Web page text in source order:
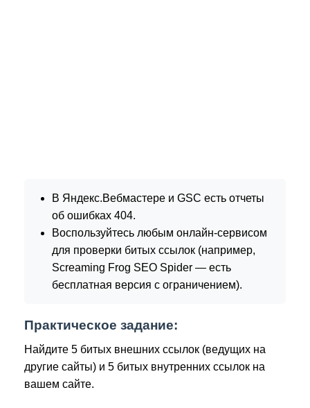
В Яндекс.Вебмастере и GSC есть отчеты
об ошибках 404.
Воспользуйтесь любым онлайн-сервисом
для проверки битых ссылок (например,
Screaming Frog SEO Spider — есть
бесплатная версия с ограничением).
Практическое задание:
Найдите 5 битых внешних ссылок (ведущих на
другие сайты) и 5 битых внутренних ссылок на
вашем сайте.